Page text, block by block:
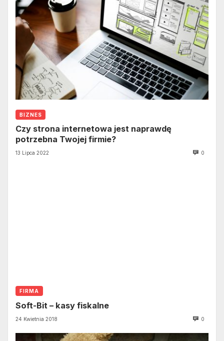
BIZNES
Czy strona internetowa jest naprawdę
potrzebna Twojej firmie?
13 Lipca 2022 0
FIRMA
Soft-Bit – kasy fiskalne
24 Kwietnia 2018 0